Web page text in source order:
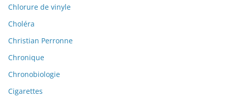
Chlorure de vinyle
Choléra
Christian Perronne
Chronique
Chronobiologie
Cigarettes